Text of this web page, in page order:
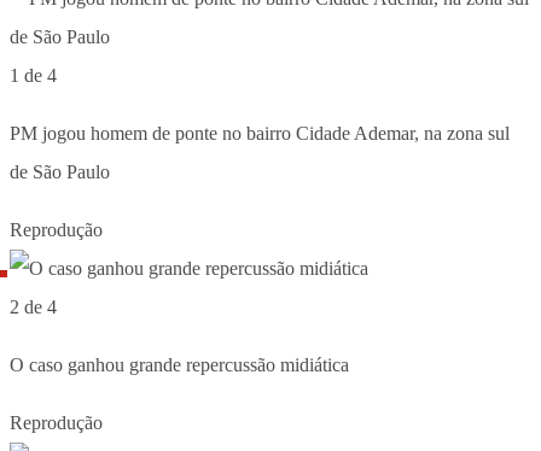
1 de 4
PM jogou homem de ponte no bairro Cidade Ademar, na zona sul
de São Paulo
Reprodução
2 de 4
O caso ganhou grande repercussão midiática
Reprodução